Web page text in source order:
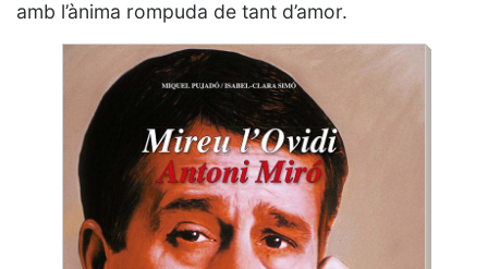
amb l’ànima rompuda de tant d’amor.